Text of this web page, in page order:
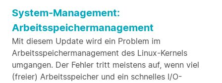
System-Management:
Arbeitsspeichermanagement
Mit diesem Update wird ein Problem im
Arbeitsspeichermanagement des Linux-Kernels
umgangen. Der Fehler tritt meistens auf, wenn viel
(freier) Arbeitsspeicher und ein schnelles I/O-